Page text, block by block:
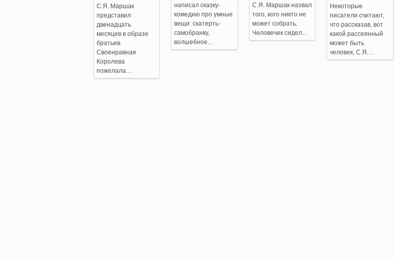
С.Я. Маршак
представил
двенадцать
месяцев в образе
братьев.
Своенравная
Королева
пожелала…
написал сказку-
комедию про умные
вещи: скатерть-
самобранку,
волшебное…
С.Я. Маршак назвал
того, кого никто не
может собрать.
Человечек сидел…
Некоторые
писатели считают,
что рассказав, вот
какой рассеянный
может быть
человек, С.Я.…